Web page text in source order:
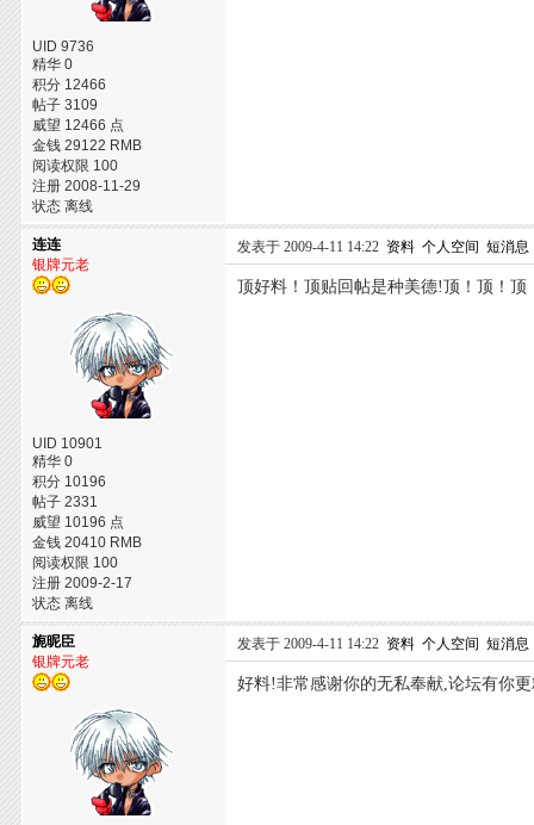
UID 9736
精华 0
积分 12466
帖子 3109
威望 12466 点
金钱 29122 RMB
阅读权限 100
注册 2008-11-29
状态 离线
连连
银牌元老
UID 10901
精华 0
积分 10196
帖子 2331
威望 10196 点
金钱 20410 RMB
阅读权限 100
注册 2009-2-17
状态 离线
发表于 2009-4-11 14:22 资料 个人空间 短消息
顶好料！顶贴回帖是种美德!顶！顶！顶
旎昵臣
银牌元老
发表于 2009-4-11 14:22 资料 个人空间 短消息
好料!非常感谢你的无私奉献,论坛有你